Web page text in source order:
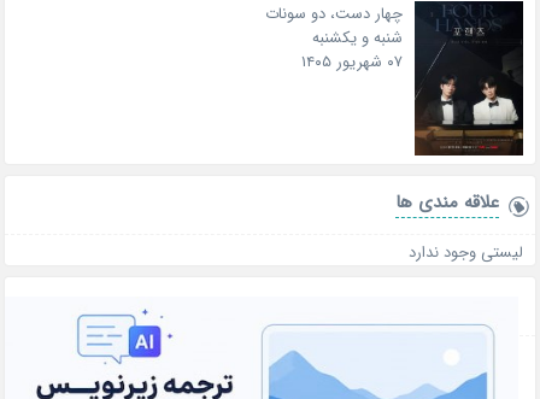
چهار دست، دو سونات
شنبه و یکشنبه
۰۷ شهریور ۱۴۰۵
علاقه‌ مندی ها
لیستی وجود ندارد